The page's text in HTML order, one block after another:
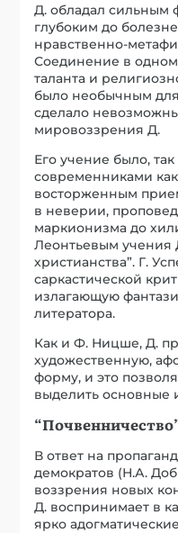
Д. обладал сильным
глубоким до
нравственно-
Соединение в одном
таланта и
было необычным
сделало
мировоззрения Д.
Его учение было,
современниками
восторженным
в неверии,
маркионизма до
Леонтьевым учения
христианства”. Г.
саркастической
излагающую
литератора.
Как и Ф. Ницше, Д.
художественную,
форму, и это
выделить основные
В ответ на
демократов (Н.А.
воззрения новых
Д. воспринимает в
ярко